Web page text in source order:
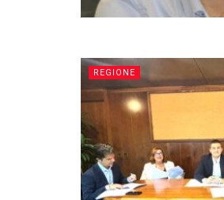
REGIONE